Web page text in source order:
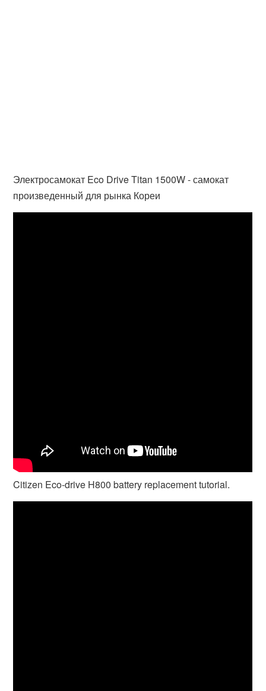
Электросамокат Eco Drive Titan 1500W - самокат
произведенный для рынка Кореи
Citizen Eco-drive H800 battery replacement tutorial.